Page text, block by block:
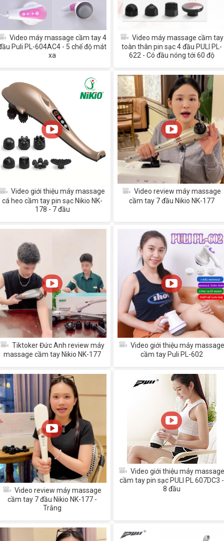
Video máy massage cầm tay 4
Puli PL-604AC4 - 5 chế độ mát
xa
Video máy massage cầm tay
toàn thân pin sạc 4 đầu PULI PL-
622 - Có đầu nóng tới 60 độ
Video giới thiệu máy massage
cá heo cầm tay pin sạc Nikio NK-
178 - 7 đầu
Video review máy massage
cầm tay 7 đầu Nikio NK-177
Tiktoker Đức Anh review máy
massage cầm tay Nikio NK-177
Video giới thiệu máy massage
cầm tay Puli PL-602
Video review máy massage
cầm tay 7 đầu Nikio NK-177 -
Trắng
Video giới thiệu máy massage
cầm tay pin sạc PULI PL 607DC3 -
8 đầu